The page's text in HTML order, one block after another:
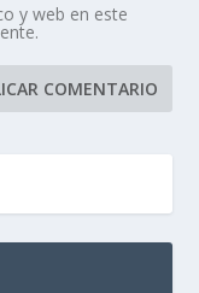
y web en este